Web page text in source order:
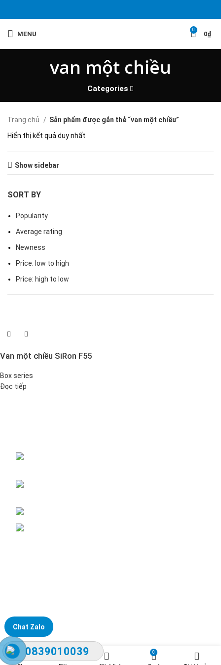
MENU
0
0₫
van một chiều
Categories
Trang chủ
Sản phẩm được gắn thẻ “van một chiều”
Hiển thị kết quả duy nhất
Show sidebar
SORT BY
Popularity
Average rating
Newness
Price: low to high
Price: high to low
Van một chiều SiRon F55
Box series
Đọc tiếp
Chat Zalo
0839010039 0